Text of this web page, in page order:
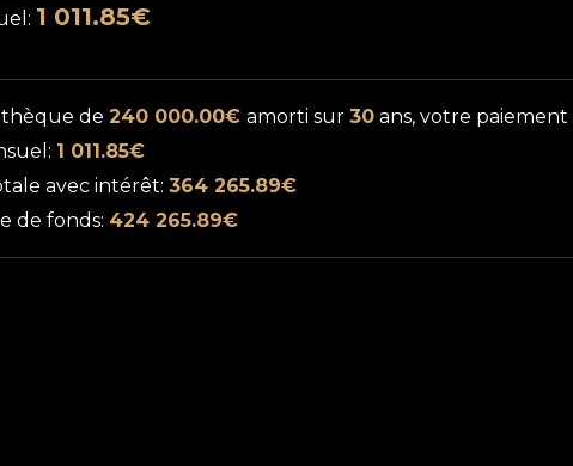
1 011.85€
de 240 000.00€ amorti sur 30 ans, votre paiement
1 011.85€
avec intérêt: 364 265.89€
de fonds: 424 265.89€